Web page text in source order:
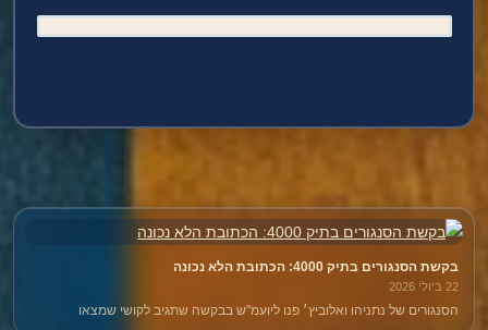
בקשת הסנגורים בתיק 4000: הכתובת הלא נכונה
22 ביולי 2026
הסנגורים של נתניהו ואלוביץ׳ פנו ליועמ"ש בבקשה שתגיב לקושי שמצאו